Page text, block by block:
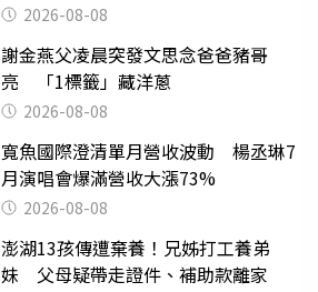
2026-08-08
謝金燕父凌晨突發文思念爸爸豬哥
亮 「1標籤」藏洋蔥
2026-08-08
寬魚國際澄清單月營收波動 楊丞琳7
月演唱會爆滿營收大漲73%
2026-08-08
澎湖13孩傳遭棄養！兄姊打工養弟
妹 父母疑帶走證件、補助款離家